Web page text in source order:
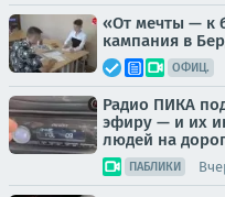
«От мечты — к
кампания в
ОФИЦ.
Радио ПИКА
эфиру — и их
людей на
ПАБЛИКИ